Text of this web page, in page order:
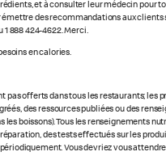
et à consulter leur médecin pour
émettre des recommandations aux
888 424-4622. Merci.
en calories.
pas offerts dans tous les restaurants; les
des ressources publiées ou des
boissons). Tous les renseignements
des tests effectués sur les
Vous devriez vous